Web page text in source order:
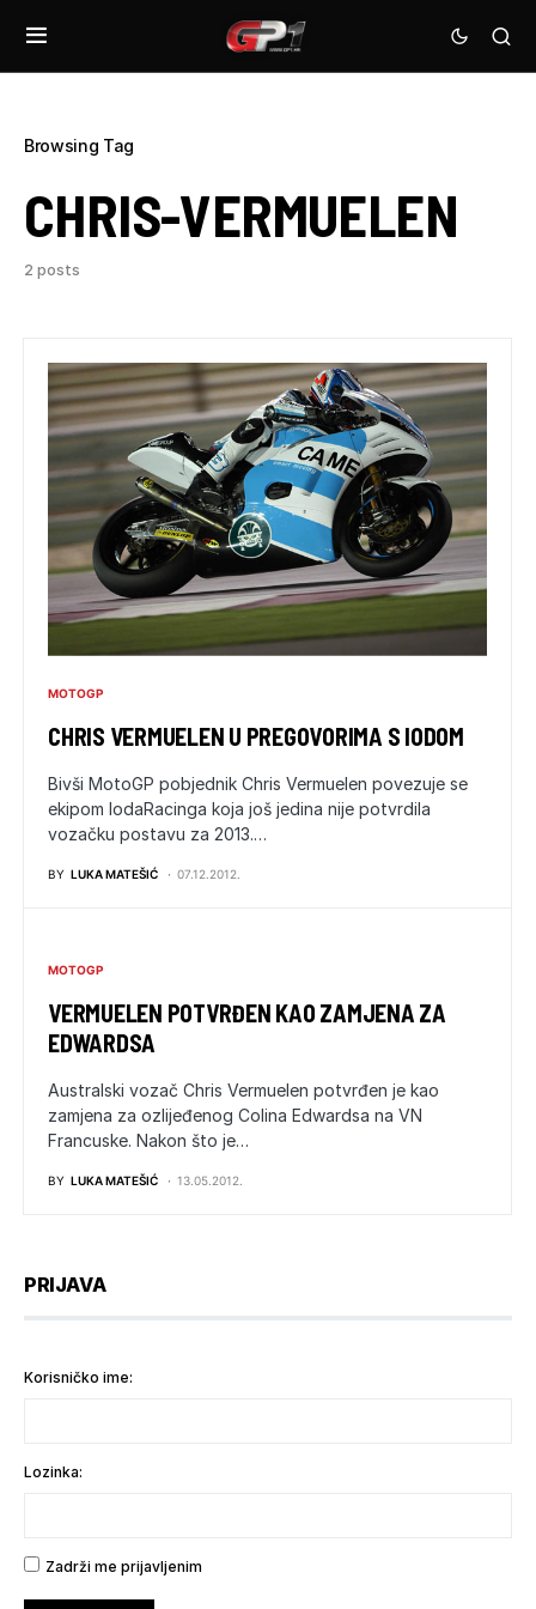
Browsing Tag
CHRIS-VERMUELEN
2 posts
MOTOGP
CHRIS VERMUELEN U PREGOVORIMA S IODOM
Bivši MotoGP pobjednik Chris Vermuelen povezuje se
ekipom IodaRacinga koja još jedina nije potvrdila
vozačku postavu za 2013.…
BY LUKA MATEŠIĆ 07.12.2012.
MOTOGP
VERMUELEN POTVRĐEN KAO ZAMJENA ZA
EDWARDSA
Australski vozač Chris Vermuelen potvrđen je kao
zamjena za ozlijeđenog Colina Edwardsa na VN
Francuske. Nakon što je…
BY LUKA MATEŠIĆ 13.05.2012.
PRIJAVA
Korisničko ime:
Lozinka:
Zadrži me prijavljenim